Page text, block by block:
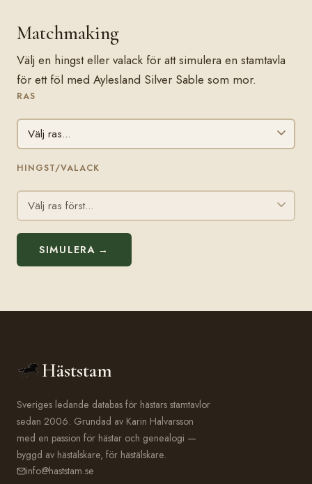
Matchmaking
Välj en hingst eller valack för att simulera en stamtavla
för ett föl med Aylesland Silver Sable som mor.
RAS
HINGST/VALACK
SIMULERA →
Häststam
Sveriges ledande databas för hästars stamtavlor
sedan 2006. Grundad av Karin Halvarsson
med en passion för hästar och genealogi —
byggd av hästälskare, för hästälskare.
info@haststam.se